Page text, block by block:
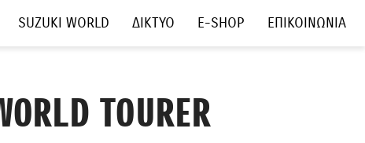
SUZUKI WORLD ΔΙΚΤΥΟ E-SHOP ΕΠΙΚΟΙΝΩΝΙΑ
TOURER